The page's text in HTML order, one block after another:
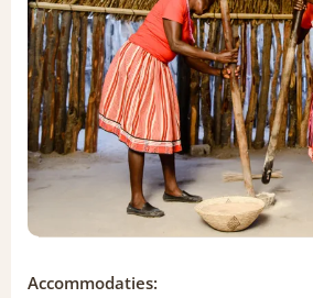
Accommodaties: